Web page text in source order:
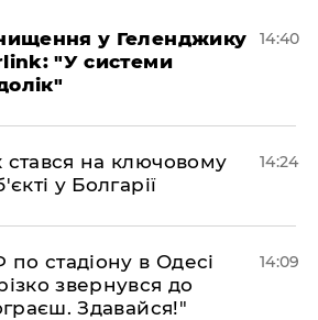
у Геленджику
"У системи
14:40
на ключовому
у Болгарії
14:24
стадіону в Одесі
звернувся до
Здавайся!"
14:09